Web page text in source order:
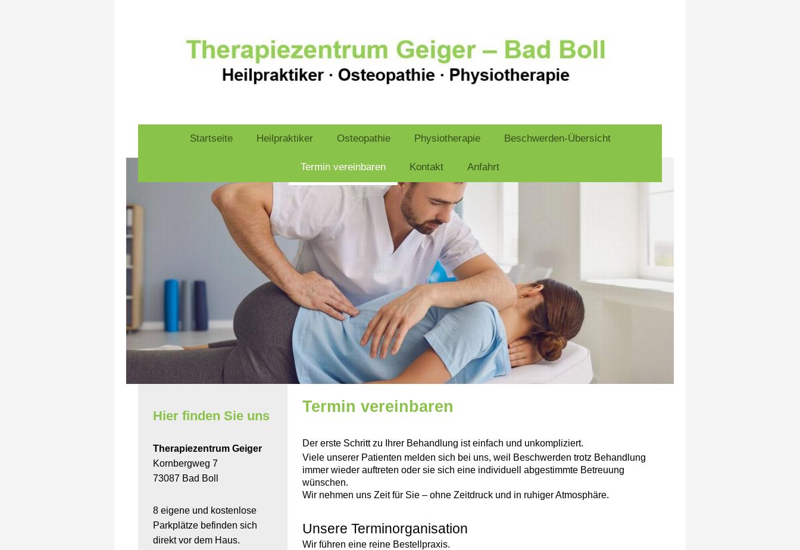
Startseite Heilpraktiker Osteopathie Physiotherapie Beschwerden-Übersicht
Termin vereinbaren Kontakt Anfahrt
Termin vereinbaren
Der erste Schritt zu Ihrer Behandlung ist einfach und unkompliziert.
Viele unserer Patienten melden sich bei uns, weil Beschwerden trotz Behandlung
immer wieder auftreten oder sie sich eine individuell abgestimmte Betreuung
wünschen.
Wir nehmen uns Zeit für Sie – ohne Zeitdruck und in ruhiger Atmosphäre.
Unsere Terminorganisation
Wir führen eine reine Bestellpraxis.
Hier finden Sie uns
Therapiezentrum Geiger
Kornbergweg 7
73087 Bad Boll
8 eigene und kostenlose
Parkplätze befinden sich
direkt vor dem Haus.